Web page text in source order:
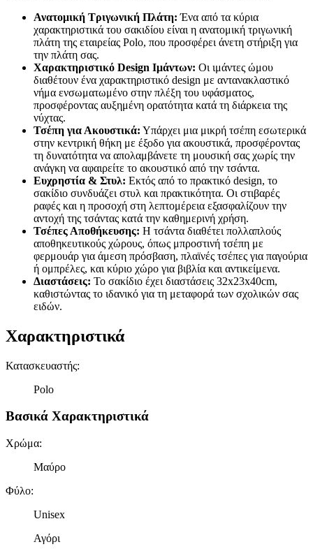
Ανατομική Τριγωνική Πλάτη: Ένα από τα κύρια
χαρακτηριστικά του σακιδίου είναι η ανατομική τριγωνική
πλάτη της εταιρείας Polo, που προσφέρει άνετη στήριξη για
την πλάτη σας.
Χαρακτηριστικό Design Ιμάντων: Οι ιμάντες ώμου
διαθέτουν ένα χαρακτηριστικό design με αντανακλαστικό
νήμα ενσωματωμένο στην πλέξη του υφάσματος,
προσφέροντας αυξημένη ορατότητα κατά τη διάρκεια της
νύχτας.
Τσέπη για Ακουστικά: Υπάρχει μια μικρή τσέπη εσωτερικά
στην κεντρική θήκη με έξοδο για ακουστικά, προσφέροντας
τη δυνατότητα να απολαμβάνετε τη μουσική σας χωρίς την
ανάγκη να αφαιρείτε το ακουστικό από την τσάντα.
Ευχρηστία & Στυλ: Εκτός από το πρακτικό design, το
σακίδιο συνδυάζει στυλ και πρακτικότητα. Οι στιβαρές
ραφές και η προσοχή στη λεπτομέρεια εξασφαλίζουν την
αντοχή της τσάντας κατά την καθημερινή χρήση.
Τσέπες Αποθήκευσης: Η τσάντα διαθέτει πολλαπλούς
αποθηκευτικούς χώρους, όπως μπροστινή τσέπη με
φερμουάρ για άμεση πρόσβαση, πλαϊνές τσέπες για παγούρια
ή ομπρέλες, και κύριο χώρο για βιβλία και αντικείμενα.
Διαστάσεις: Το σακίδιο έχει διαστάσεις 32x23x40cm,
καθιστώντας το ιδανικό για τη μεταφορά των σχολικών σας
ειδών.
Χαρακτηριστικά
Κατασκευαστής:
Polo
Βασικά Χαρακτηριστικά
Χρώμα:
Μαύρο
Φύλο:
Unisex
Αγόρι